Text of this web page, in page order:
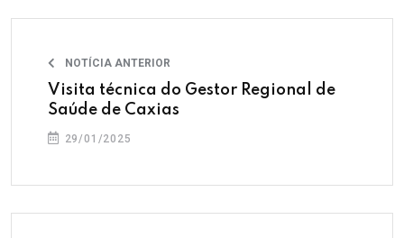
NOTÍCIA ANTERIOR
Visita técnica do Gestor Regional de
Saúde de Caxias
29/01/2025